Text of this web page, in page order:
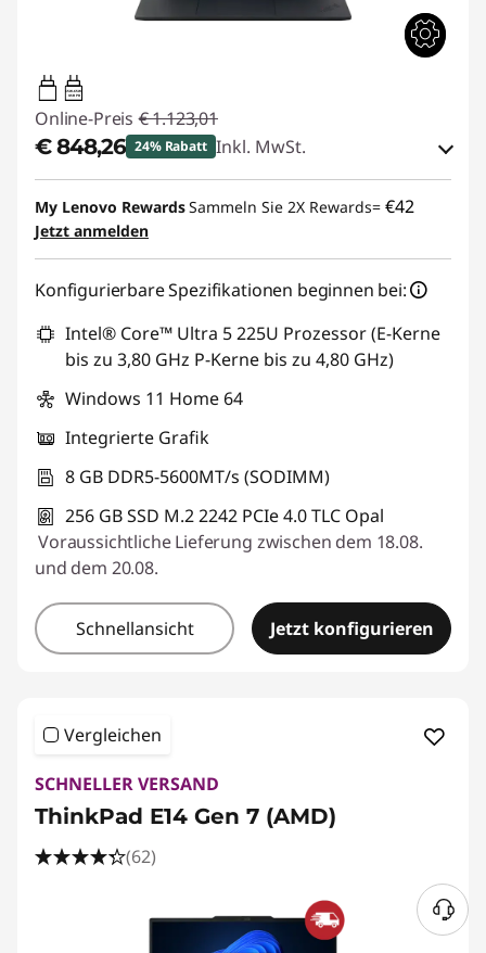
65W-65W
USB PD
Online-Preis € 1.123,01
€ 848,26 24% Rabatt Inkl. MwSt.
eCoupon-Rabatt :-€ 274,75
eCoupon :THINKDEAL
My Lenovo RewardsSammeln Sie 2X Rewards= €42
Jetzt anmelden
Konfigurierbare Spezifikationen beginnen bei:
Intel® Core™ Ultra 5 225U Prozessor (E-Kerne
bis zu 3,80 GHz P-Kerne bis zu 4,80 GHz)
Windows 11 Home 64
Integrierte Grafik
8 GB DDR5-5600MT/s (SODIMM)
256 GB SSD M.2 2242 PCIe 4.0 TLC Opal
Voraussichtliche Lieferung zwischen dem 18.08.
und dem 20.08.
Schnellansicht Jetzt konfigurieren
Vergleichen
SCHNELLER VERSAND
ThinkPad E14 Gen 7 (AMD)
(62)